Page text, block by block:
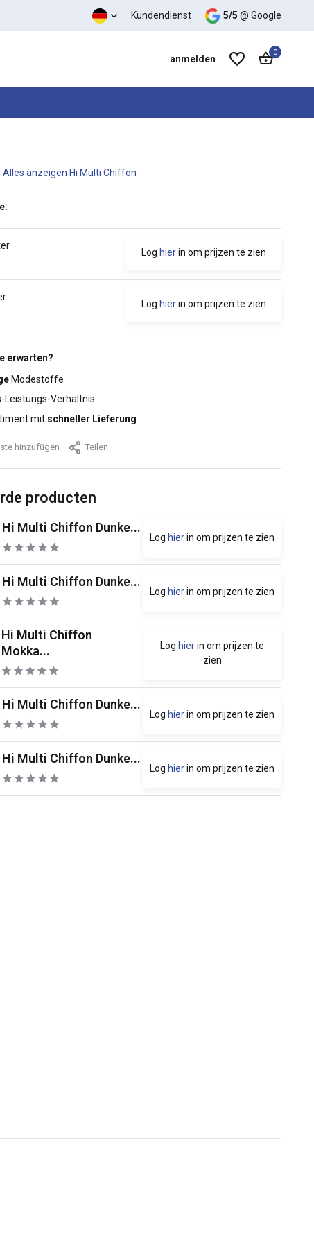
Leistungs-Verhältnis Kundendienst 5/5 @ Google
anmelden
0
Alles anzeigen Hi Multi Chiffon
Log hierin om prijzen te zien
Log hierin om prijzen te zien
erwarten?
Modestoffe
Leistungs-Verhältnis
mit schneller Lieferung
hinzufügen Teilen
producten
Hi Multi Chiffon Dunke...
Log hierin om prijzen te zien
Hi Multi Chiffon Dunke...
Log hierin om prijzen te zien
Hi Multi Chiffon
Mokka...
Log hierin om prijzen te
zien
Hi Multi Chiffon Dunke...
Log hierin om prijzen te zien
Hi Multi Chiffon Dunke...
Log hierin om prijzen te zien